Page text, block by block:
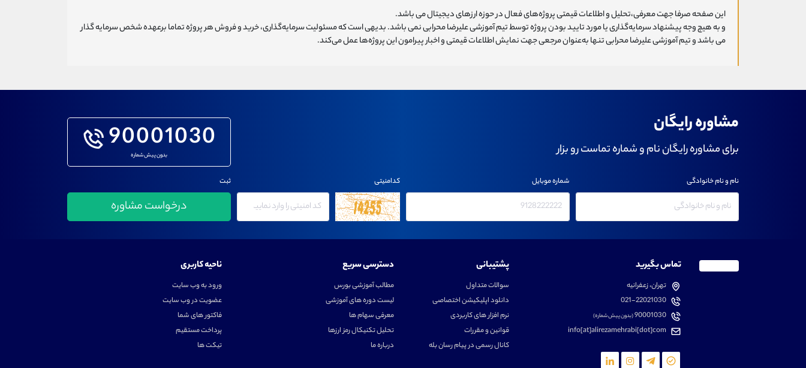
این صفحه صرفا جهت معرفی،تحلیل و اطلاعات قیمتی پروژه‌های فعال در حوزه ارزهای دیجیتال می باشد.
و به هیچ وجه پیشنهاد سرمایه‌گذاری یا مورد تایید بودن پروژه توسط تیم آموزشی علیرضا محرابی نمی باشد. بدیهی است که مسئولیت سرمایه‌گذاری، خرید و فروش هر پروژه تماما برعهده شخص سرمایه گذار
می باشد و تیم آموزشی علیرضا محرابی تنها به‌عنوان مرجعی جهت نمایش اطلاعات قیمتی و اخبار پیرامون این پروژه‌‌ها عمل می‌کند.
مشاوره رایگان
برای مشاوره رایگان نام و شماره تماست رو بزار 90001030
بدون پیش شماره
نام و نام خانوادگی شماره موبایل کدامنیتی ثبت
تماس بگیرید
تهران، زعفرانیه
021-22021030
90001030(بدون پیش شماره)
info[at]alirezamehrabi[dot]com
پشتیبانی
سوالات متداول
دانلود اپلیکیشن اختصاصی
نرم افزار های کاربردی
قوانین و مقررات
کانال رسمی در پیام رسان بله
دسترسی سریع
مطالب آموزشی بورس
لیست دوره های آموزشی
معرفی سهام ها
تحلیل تکنیکال رمز ارزها
درباره ما
ناحیه کاربری
ورود به وب سایت
عضویت در وب سایت
فاکتور های شما
پرداخت مستقیم
تیکت ها